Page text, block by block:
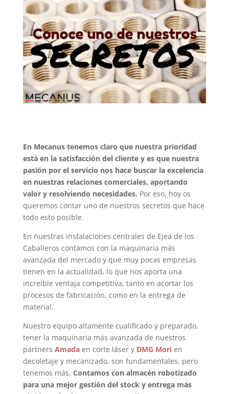
En Mecanus tenemos claro que nuestra prioridad
está en la satisfacción del cliente y es que nuestra
pasión por el servicio nos hace buscar la excelencia
en nuestras relaciones comerciales, aportando
valor y resolviendo necesidades. Por eso, hoy os
queremos contar uno de nuestros secretos que hace
todo esto posible.
En nuestras instalaciones centrales de Ejea de los
Caballeros contamos con la maquinaria más
avanzada del mercado y que muy pocas empresas
tienen en la actualidad, lo que nos aporta una
increíble ventaja competitiva, tanto en acortar los
procesos de fabricación, como en la entrega de
material.
Nuestro equipo altamente cualificado y preparado,
tener la maquinaria más avanzada de nuestros
partners Amada en corte láser y DMG Mori en
decoletaje y mecanizado, son fundamentales, pero
tenemos más. Contamos con almacén robotizado
para una mejor gestión del stock y entrega más